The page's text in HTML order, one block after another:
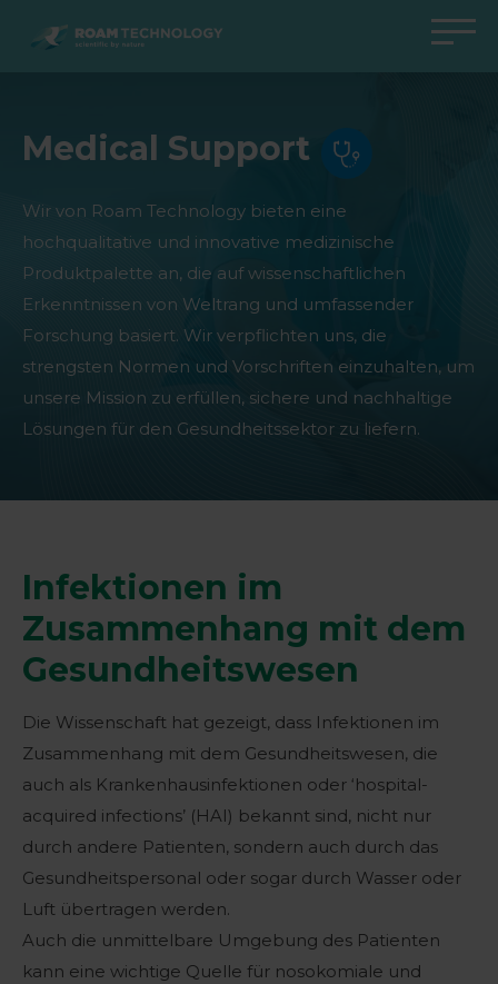
ROAM
Agro Solutions
Produkte
Alle Fälle
Livestock Solutions
Produkte
Alle Fälle
Industrial Applications
Produkte
Alle Fälle
Medical Support
Produkte Medical Support
alle Fälle
Medical Support
Wir von Roam Technology bieten eine
hochqualitative und innovative medizinische
Produktpalette an, die auf wissenschaftlichen
Erkenntnissen von Weltrang und umfassender
Forschung basiert. Wir verpflichten uns, die
strengsten Normen und Vorschriften einzuhalten, um
unsere Mission zu erfüllen, sichere und nachhaltige
Lösungen für den Gesundheitssektor zu liefern.
Infektionen im
Zusammenhang mit dem
Gesundheitswesen
Die Wissenschaft hat gezeigt, dass Infektionen im
Zusammenhang mit dem Gesundheitswesen, die
auch als Krankenhausinfektionen oder ‘hospital-
acquired infections’ (HAI) bekannt sind, nicht nur
durch andere Patienten, sondern auch durch das
Gesundheitspersonal oder sogar durch Wasser oder
Luft übertragen werden.
Auch die unmittelbare Umgebung des Patienten
kann eine wichtige Quelle für nosokomiale und